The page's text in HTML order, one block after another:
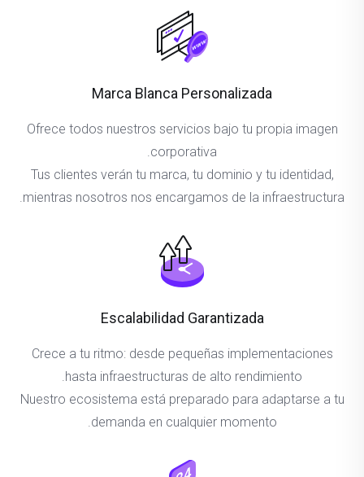
Marca Blanca Personalizada
Ofrece todos nuestros servicios bajo tu propia imagen
corporativa.
Tus clientes verán tu marca, tu dominio y tu identidad,
mientras nosotros nos encargamos de la infraestructura.
Escalabilidad Garantizada
Crece a tu ritmo: desde pequeñas implementaciones
hasta infraestructuras de alto rendimiento.
Nuestro ecosistema está preparado para adaptarse a tu
demanda en cualquier momento.